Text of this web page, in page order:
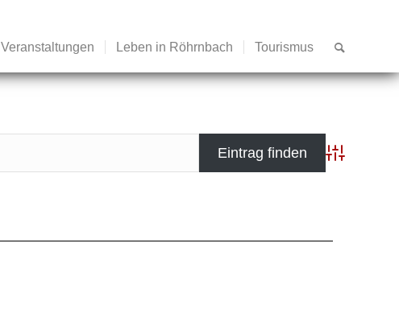
Veranstaltungen Leben in Röhrnbach Tourismus
Advanced